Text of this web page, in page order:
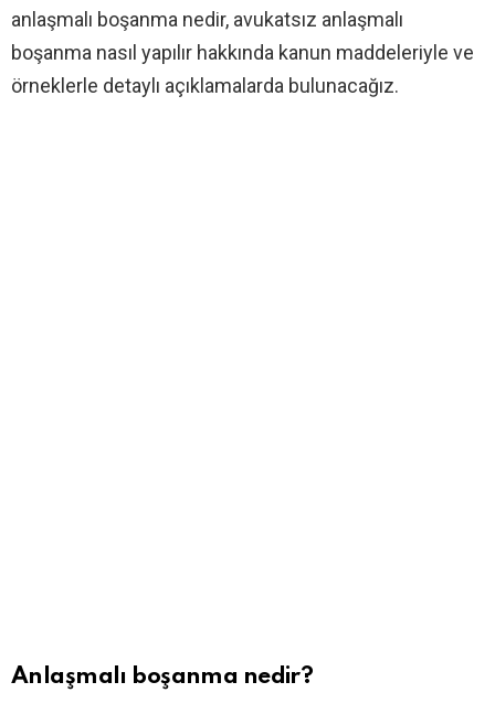
anlaşmalı boşanma nedir, avukatsız anlaşmalı
boşanma nasıl yapılır hakkında kanun maddeleriyle ve
örneklerle detaylı açıklamalarda bulunacağız.
Anlaşmalı boşanma nedir?